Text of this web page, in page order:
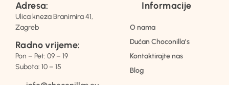
Adresa:
Ulica kneza Branimira 41,
Zagreb
Radno vrijeme:
Pon – Pet: 09 – 19
Subota: 10 – 15
Informacije
O nama
Dućan Choconilla’s
Kontaktirajte nas
Blog